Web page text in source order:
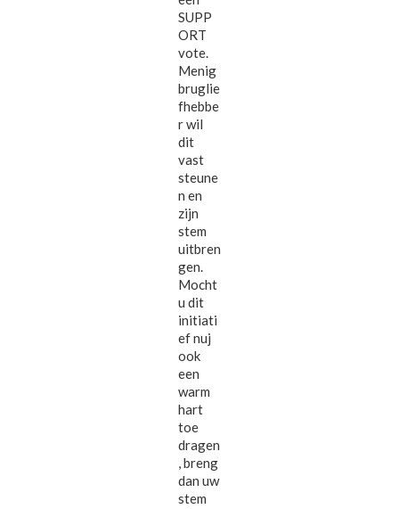
SUPP
ORT
vote.
Menig
bruglie
fhebbe
r wil
dit
vast
steune
n en
zijn
stem
uitbren
gen.
Mocht
u dit
initiati
ef nuj
ook
een
warm
hart
toe
dragen
, breng
dan uw
stem